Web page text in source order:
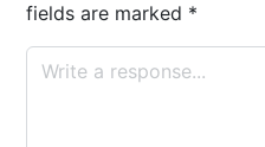
fields are marked *